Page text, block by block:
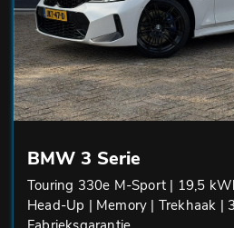
BMW 3 Serie
Touring 330e M-Sport | 19,5
Head-Up | Memory | Trekhaak |